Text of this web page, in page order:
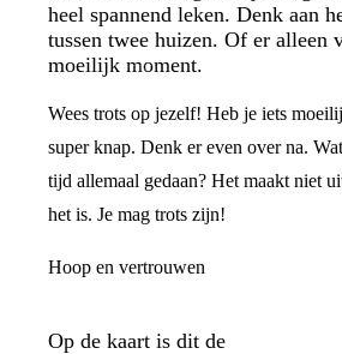
heel spannend leken. Denk aan
tussen twee huizen. Of er alleen
moeilijk moment.
Wees trots op jezelf! Heb je iets
super knap. Denk er even over na.
tijd allemaal gedaan? Het maakt niet
het is. Je mag trots zijn!
Hoop en vertrouwen
Op de kaart is dit de